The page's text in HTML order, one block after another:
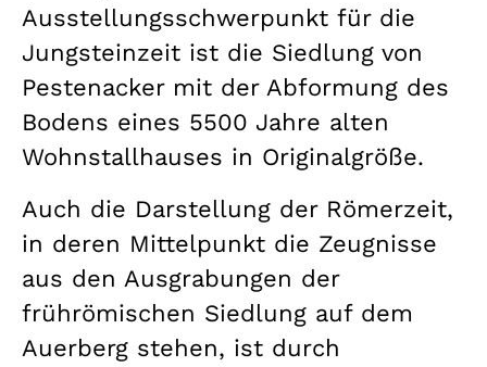
Ausstellungsschwerpunkt für die
Jungsteinzeit ist die Siedlung von
Pestenacker mit der Abformung des
Bodens eines 5500 Jahre alten
Wohnstallhauses in Originalgröße.
Auch die Darstellung der Römerzeit,
in deren Mittelpunkt die Zeugnisse
aus den Ausgrabungen der
frührömischen Siedlung auf dem
Auerberg stehen, ist durch